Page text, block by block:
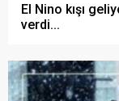
El Nino kışı
verdi...